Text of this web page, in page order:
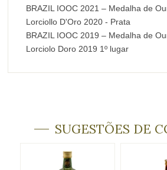
BRAZIL IOOC 2021 – Medalha de
Lorciollo D'Oro 2020 - Prata
BRAZIL IOOC 2019 – Medalha de
Lorciolo Doro 2019 1º lugar
SUGESTÕES DE